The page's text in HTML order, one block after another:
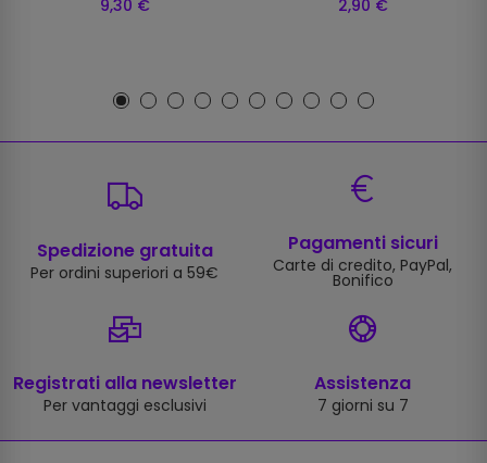
9,30 €
2,90 €
Spedizione gratuita
Per ordini superiori a 59€
Pagamenti sicuri
Carte di credito, PayPal,
Bonifico
Registrati alla newsletter
Per vantaggi esclusivi
Assistenza
7 giorni su 7